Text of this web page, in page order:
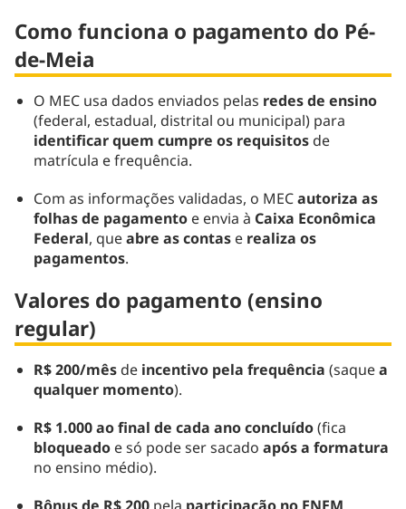
Como funciona o pagamento do Pé-
de-Meia
O MEC usa dados enviados pelas redes de ensino
(federal, estadual, distrital ou municipal) para
identificar quem cumpre os requisitosde
matrícula e frequência.
Com as informações validadas, o MECautoriza as
folhas de pagamentoe envia à Caixa Econômica
Federal, queabre as contase realiza os
pagamentos.
Valores do pagamento (ensino
regular)
R$ 200/mêsde incentivo pela frequência (saquea
qualquer momento).
R$ 1.000 ao final de cada ano concluído(fica
bloqueadoe só pode ser sacado após a formatura
no ensino médio).